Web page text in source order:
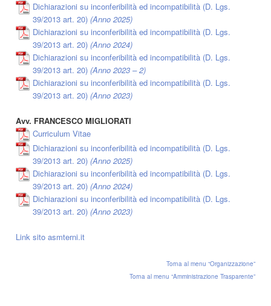
Dichiarazioni su inconferibilità ed incompatibilità (D. Lgs.
39/2013 art. 20) (Anno 2025)
Dichiarazioni su inconferibilità ed incompatibilità (D. Lgs.
39/2013 art. 20) (Anno 2024)
Dichiarazioni su inconferibilità ed incompatibilità (D. Lgs.
39/2013 art. 20) (Anno 2023 – 2)
Dichiarazioni su inconferibilità ed incompatibilità (D. Lgs.
39/2013 art. 20) (Anno 2023)
Avv. FRANCESCO MIGLIORATI
Curriculum Vitae
Dichiarazioni su inconferibilità ed incompatibilità (D. Lgs.
39/2013 art. 20) (Anno 2025)
Dichiarazioni su inconferibilità ed incompatibilità (D. Lgs.
39/2013 art. 20) (Anno 2024)
Dichiarazioni su inconferibilità ed incompatibilità (D. Lgs.
39/2013 art. 20) (Anno 2023)
Link sito asmterni.it
Torna al menu “Organizzazione”
Torna al menu “Amministrazione Trasparente”